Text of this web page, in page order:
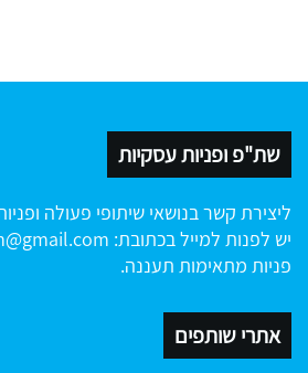
שת"פ ופניות עסקיות
ליצירת קשר בנושאי שיתופי פעולה
יש לפנות למייל בכתובת:
פניות מתאימות תעננה.
אתרי שותפים